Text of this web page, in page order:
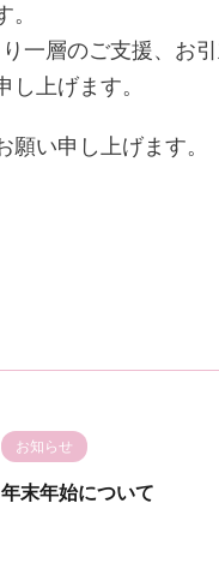
一層のご支援、お
し上げます。
願い申し上げます。
お知らせ
年末年始について